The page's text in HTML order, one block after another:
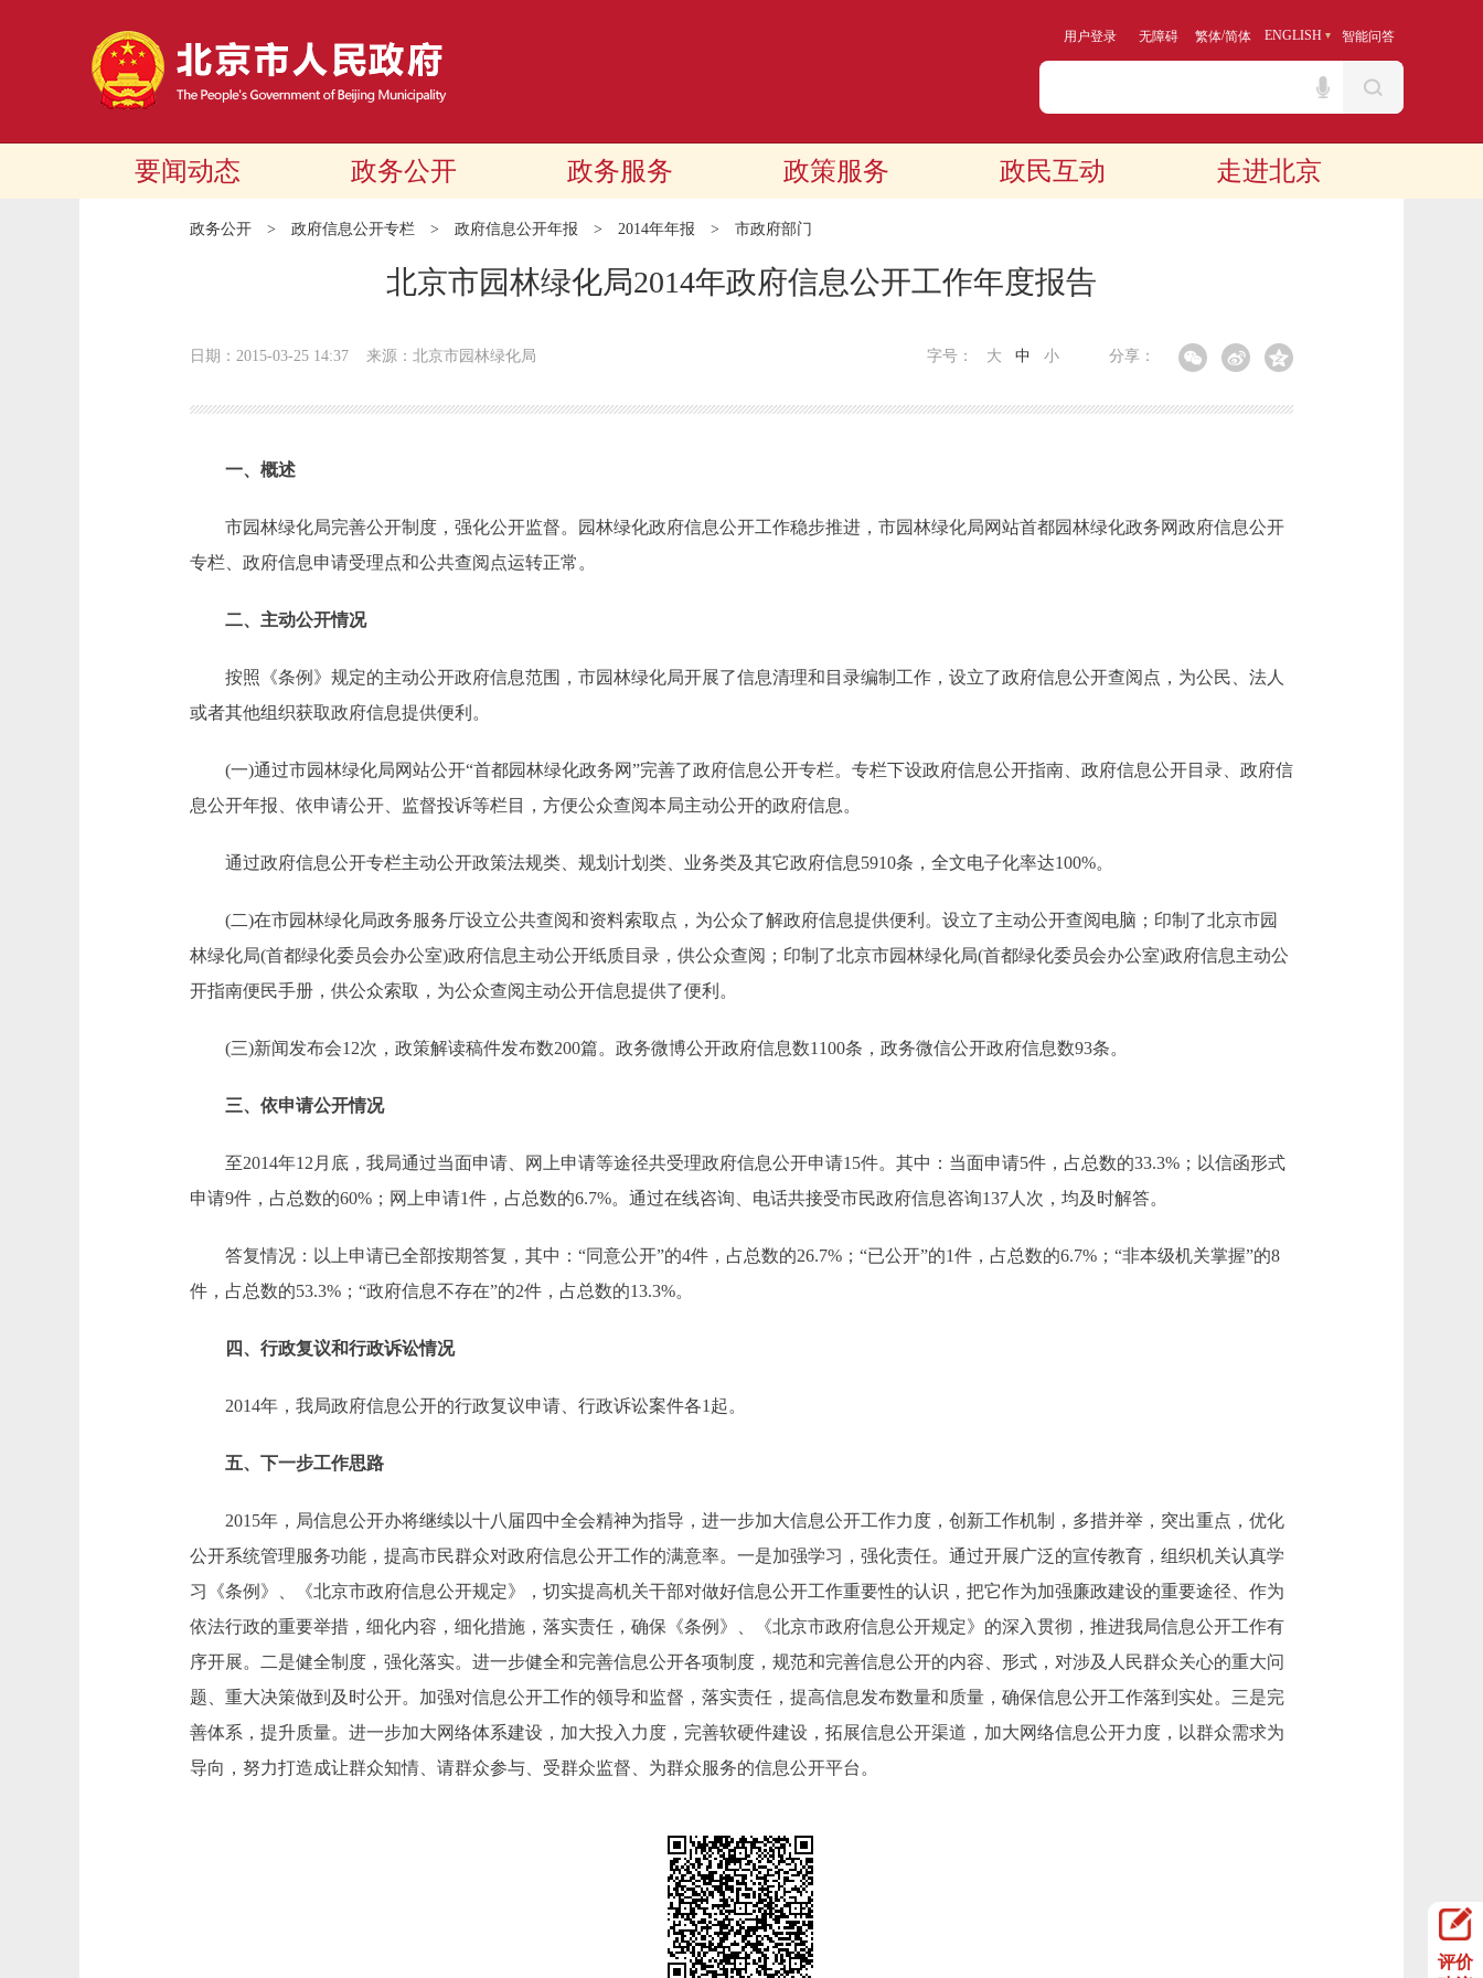
用户登录 无障碍 繁体/简体 ENGLISH 智能问答
要闻动态 政务公开 政务服务 政策服务 政民互动 走进北京
政务公开 > 政府信息公开专栏 > 政府信息公开年报 > 2014年年报 > 市政府部门
北京市园林绿化局2014年政府信息公开工作年度报告
日期：2015-03-25 14:37 来源：北京市园林绿化局 分享：
字号： 大 中 小
一、概述
市园林绿化局完善公开制度，强化公开监督。园林绿化政府信息公开工作稳步推进，市园林绿化局网站首都园林绿化政务网政府信息公开
专栏、政府信息申请受理点和公共查阅点运转正常。
二、主动公开情况
按照《条例》规定的主动公开政府信息范围，市园林绿化局开展了信息清理和目录编制工作，设立了政府信息公开查阅点，为公民、法人
或者其他组织获取政府信息提供便利。
(一)通过市园林绿化局网站公开“首都园林绿化政务网”完善了政府信息公开专栏。专栏下设政府信息公开指南、政府信息公开目录、政府信
息公开年报、依申请公开、监督投诉等栏目，方便公众查阅本局主动公开的政府信息。
通过政府信息公开专栏主动公开政策法规类、规划计划类、业务类及其它政府信息5910条，全文电子化率达100%。
(二)在市园林绿化局政务服务厅设立公共查阅和资料索取点，为公众了解政府信息提供便利。设立了主动公开查阅电脑；印制了北京市园
林绿化局(首都绿化委员会办公室)政府信息主动公开纸质目录，供公众查阅；印制了北京市园林绿化局(首都绿化委员会办公室)政府信息主动公
开指南便民手册，供公众索取，为公众查阅主动公开信息提供了便利。
(三)新闻发布会12次，政策解读稿件发布数200篇。政务微博公开政府信息数1100条，政务微信公开政府信息数93条。
三、依申请公开情况
至2014年12月底，我局通过当面申请、网上申请等途径共受理政府信息公开申请15件。其中：当面申请5件，占总数的33.3%；以信函形式
申请9件，占总数的60%；网上申请1件，占总数的6.7%。通过在线咨询、电话共接受市民政府信息咨询137人次，均及时解答。
答复情况：以上申请已全部按期答复，其中：“同意公开”的4件，占总数的26.7%；“已公开”的1件，占总数的6.7%；“非本级机关掌握”的8
件，占总数的53.3%；“政府信息不存在”的2件，占总数的13.3%。
四、行政复议和行政诉讼情况
2014年，我局政府信息公开的行政复议申请、行政诉讼案件各1起。
五、下一步工作思路
2015年，局信息公开办将继续以十八届四中全会精神为指导，进一步加大信息公开工作力度，创新工作机制，多措并举，突出重点，优化
公开系统管理服务功能，提高市民群众对政府信息公开工作的满意率。一是加强学习，强化责任。通过开展广泛的宣传教育，组织机关认真学
习《条例》、《北京市政府信息公开规定》，切实提高机关干部对做好信息公开工作重要性的认识，把它作为加强廉政建设的重要途径、作为
依法行政的重要举措，细化内容，细化措施，落实责任，确保《条例》、《北京市政府信息公开规定》的深入贯彻，推进我局信息公开工作有
序开展。二是健全制度，强化落实。进一步健全和完善信息公开各项制度，规范和完善信息公开的内容、形式，对涉及人民群众关心的重大问
题、重大决策做到及时公开。加强对信息公开工作的领导和监督，落实责任，提高信息发布数量和质量，确保信息公开工作落到实处。三是完
善体系，提升质量。进一步加大网络体系建设，加大投入力度，完善软硬件建设，拓展信息公开渠道，加大网络信息公开力度，以群众需求为
导向，努力打造成让群众知情、请群众参与、受群众监督、为群众服务的信息公开平台。
评价